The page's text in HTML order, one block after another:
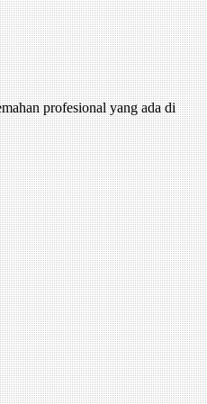
profesional yang ada di